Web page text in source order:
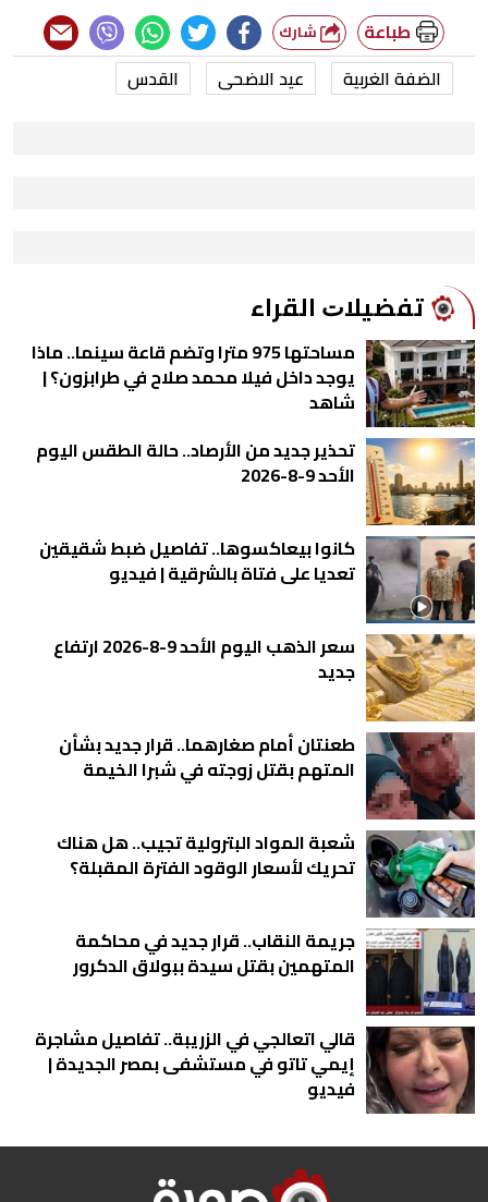
طباعة
الضفة الغربية عيد الاضحى القدس
ﺗﻔﻀﻴﻼﺕ اﻟﻘﺮاء
مساحتها 975 مترا وتضم قاعة سينما.. ماذا
يوجد داخل فيلا محمد صلاح في طرابزون؟ |
شاهد
تحذير جديد من الأرصاد.. حالة الطقس اليوم
الأحد 9-8-2026
كانوا بيعاكسوها.. تفاصيل ضبط شقيقين
تعديا على فتاة بالشرقية | فيديو
سعر الذهب اليوم الأحد 9-8-2026 ارتفاع
جديد
طعنتان أمام صغارهما.. قرار جديد بشأن
المتهم بقتل زوجته في شبرا الخيمة
شعبة المواد البترولية تجيب.. هل هناك
تحريك لأسعار الوقود الفترة المقبلة؟
جريمة النقاب.. قرار جديد في محاكمة
المتهمين بقتل سيدة ببولاق الدكرور
قالي اتعالجي في الزريبة.. تفاصيل مشاجرة
إيمي تاتو في مستشفى بمصر الجديدة |
فيديو